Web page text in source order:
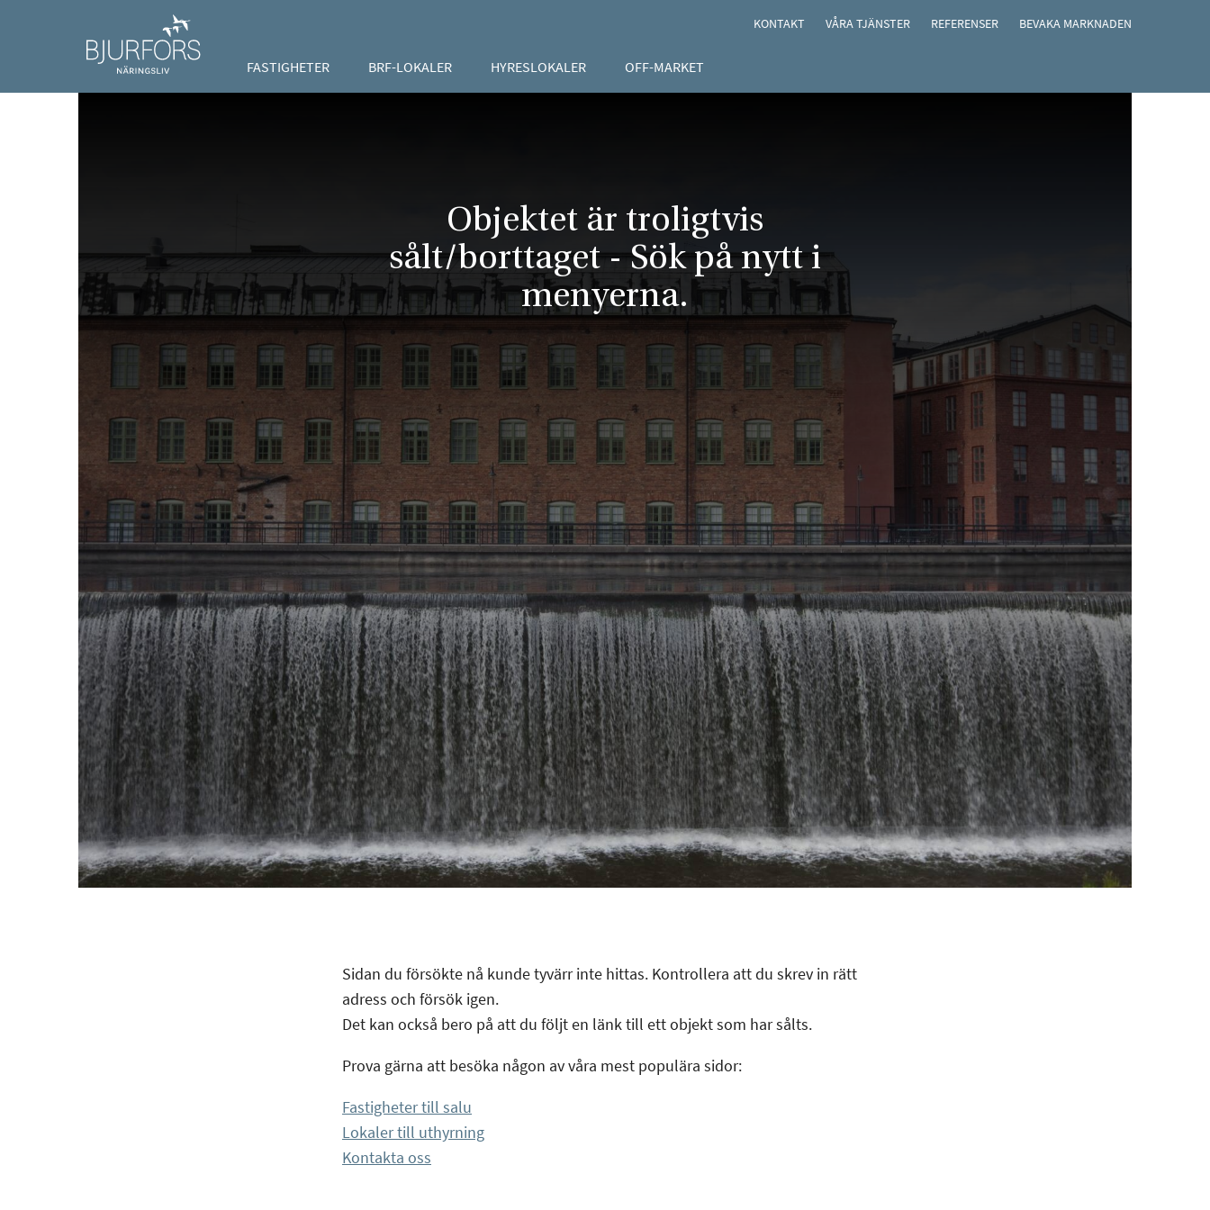
KONTAKT VÅRA TJÄNSTER REFERENSER BEVAKA MARKNADEN
FASTIGHETER BRF-LOKALER HYRESLOKALER OFF-MARKET
Objektet är troligtvis
sålt/borttaget - Sök på nytt i
menyerna.
Sidan du försökte nå kunde tyvärr inte hittas. Kontrollera att du skrev in rätt
adress och försök igen.
Det kan också bero på att du följt en länk till ett objekt som har sålts.
Prova gärna att besöka någon av våra mest populära sidor:
Fastigheter till salu
Lokaler till uthyrning
Kontakta oss
Nödvändiga
Nödvändiga
cookies låter
dig använda
webbplatsen
genom att
aktivera
grundläggande
funktioner,
såsom
sidnavigering
och åtkomst till
Webbplatsen
korrekt utan
dessa cookies.